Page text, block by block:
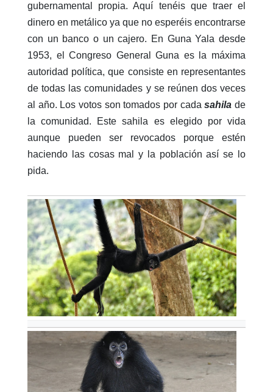
gubernamental propia. Aquí tenéis que traer el
dinero en metálico ya que no esperéis encontrarse
con un banco o un cajero. En Guna Yala desde
1953, el Congreso General Guna es la máxima
autoridad política, que consiste en representantes
de todas las comunidades y se reúnen dos veces
al año. Los votos son tomados por cadasahila de
la comunidad. Este sahila es elegido por vida
aunque pueden ser revocados porque estén
haciendo las cosas mal y la población así se lo
pida.